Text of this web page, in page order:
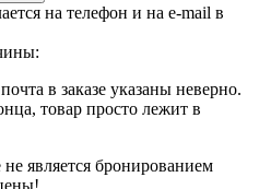
на телефон и на e-mail в
в заказе указаны неверно.
товар просто лежит в
является бронированием